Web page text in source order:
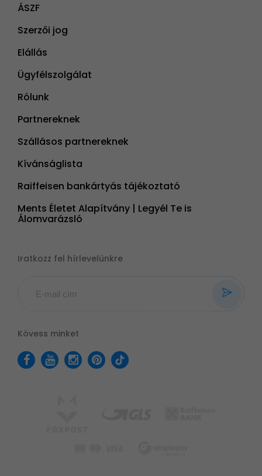
ÁSZF
Szerzői jog
Elállás
Ügyfélszolgálat
Rólunk
Partnereknek
Szállásos partnereknek
Kívánságlista
Raiffeisen bankártyás tájékoztató
Ments Életet Alapítvány | Legyél Te is
Álomvarázsló
Iratkozz fel hírlevelünkre
Kövess minket